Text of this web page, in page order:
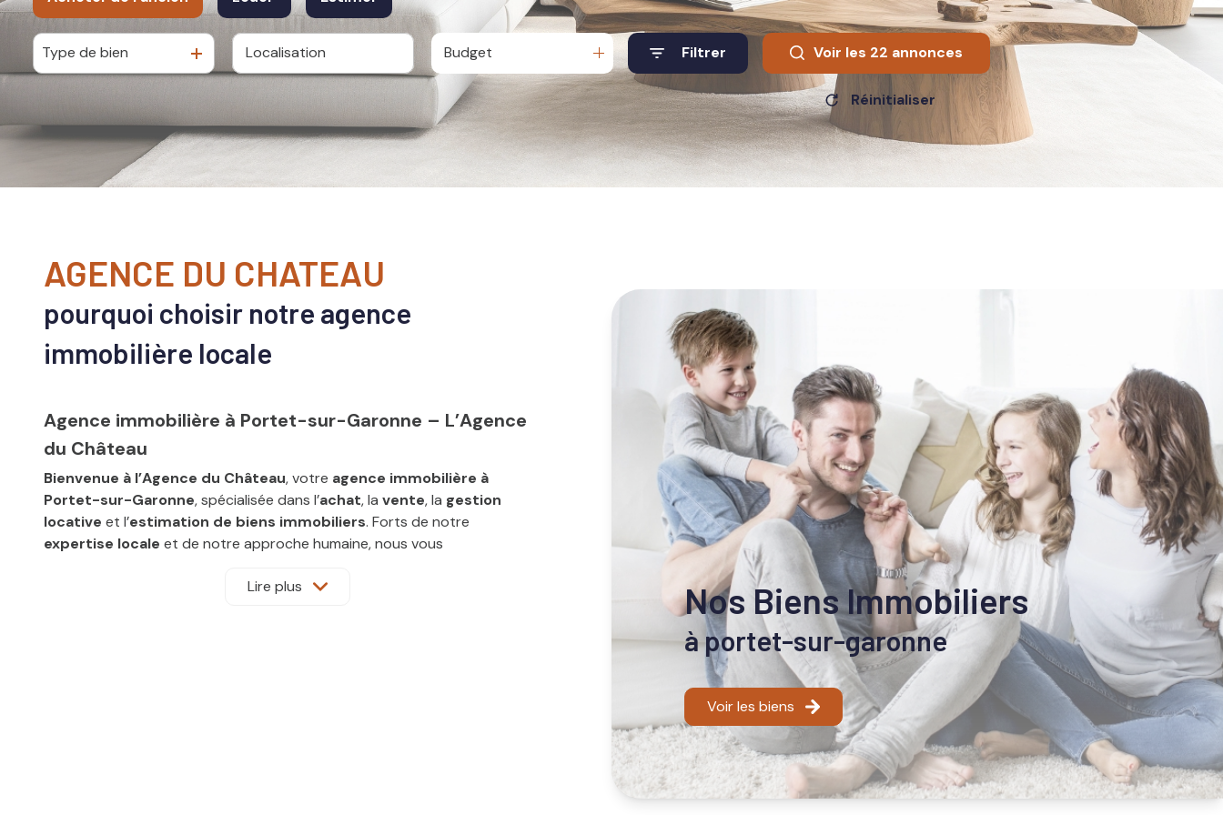
recrutement
De l'ancien à l'année
De l'immo pro
Type de bien Budget Filtrer Voir les 22 annonces
Réinitialiser
Nos Biens Immobiliers
à portet-sur-garonne
Voir les biens
AGENCE DU CHATEAU
pourquoi choisir notre agence
immobilière locale
Agence immobilière à Portet-sur-Garonne – L’Agence
du Château
Bienvenue à l’Agence du Château, votre agence immobilière à
Portet-sur-Garonne, spécialisée dans l’achat, la vente, la gestion
locative et l’estimation de biens immobiliers. Forts de notre
expertise locale et de notre approche humaine, nous vous
Lire plus